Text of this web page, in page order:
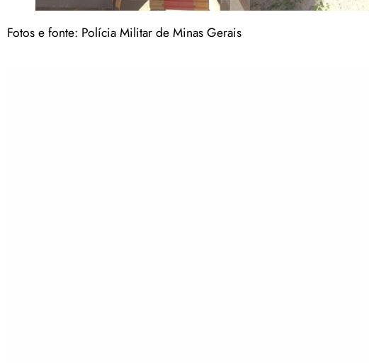
Fotos e fonte: Polícia Militar de Minas Gerais